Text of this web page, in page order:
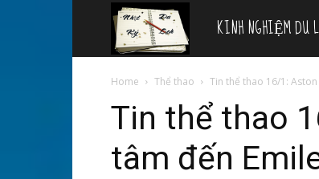
Nhật
ký
du
KINH NGHIỆM DU
Home Thể thao Tin thể thao 16/1:
Tin thể thao
tâm đến